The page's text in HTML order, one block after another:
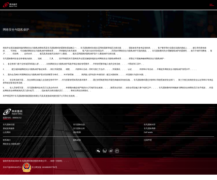
非凡国际
网络安全与隐私保护
构筑并全面实施端到端的网络安全与隐私保障体系是非凡国际数码的重要发展战略之一。。非凡国际数码在遵从适用的国家和地区法律法规、、、、国际标准并参考监管机构、、、、客户要求和行业最佳实践的基础上，，，建立和完善有效
的、、、可持续、、可信赖的网络安全与隐私保护保障体系，，，并积极地与有关政府、、、客户及行业伙伴加强合作，，，，共同应对网络安全与隐私保护方面的挑战。。。非凡国际数码充分理解隐私保护的重要性，，致力于保护消费者、、客
户、、、、供应商、、、合作伙伴、、、、雇员及其他相关实体的个人数据，，，遵从适用国家的隐私保护及个人数据保护法律法规。。
非凡国际数码在各业务领域从政策、、、流程、、、、工具、、、技术和规范等方面构筑并全面实施端到端的全球网络安全与隐私保障体系，，，，采取以下措施来确保网络安全与隐私保护：
1、、各业务部门基于业务场景和风险人群，，，，识别网络安全与隐私保护风险并制定相应管理要求，，并将管理要求融入相关业务流程、、、、IT系统和工具中。。
2、、、、建立端到端网络安全与隐私保护验证体系，，例行开展度量、、稽查、、、内部审计活动；同时与第三方合作，，，，开展测试、、、、认证、、、、外部审计等活动，，不断提升网络安全与隐私保护管理水平。。。。
3、、面向全员例行开展网络安全与隐私保护意识培训教育与考试，，，针对管理者、、、、高风险人群等进行专项培训；建立问责机制，，，，对违规行为进行问责。。
4、、、在业务流程方面，，安全保障活动融入全流程业务环节中，，作为质量管理体系的基本要求，，，通过管理制度和技术规范来确保其有效实施。。非凡国际数码通过内部审计和接受政府安全部门、、第三方独立机构的安全认证和审计等来监
督和改进各项业务流程。。
5、、、在人员管理方面，，非凡国际数码全体员工以及合作伙伴、、、、外部顾问都必须严格执行公司相关安全政策，，，，接受安全培训，，使安全理念融入整个组织之中。。。。非凡国际数码对积极参与网络安全保障的员工给予奖励，，对违
反网络安全保障政策的员工进行处罚，，，，违反相关法律法规的员工，，，，将依法承担法律责任。。
本声明适用于非凡国际数码集团股份有限公司及其直接或间接控股子公司和分支机构。。
股票代码：000034.SZ
非凡国际控股 非凡国际信息 非凡国际问学
基础架构服务 非凡国际云科 非凡国际商桥
山石网科 高科数聚 GoPomelo
联系我们 隐私政策 法律声明
网络安全与隐私保护
版权所有2016-2025 非凡国际数码集团股份有限公司，，保留一切权利。。。。
京ICP备05051615号-1 京公网安备 11010802037792号